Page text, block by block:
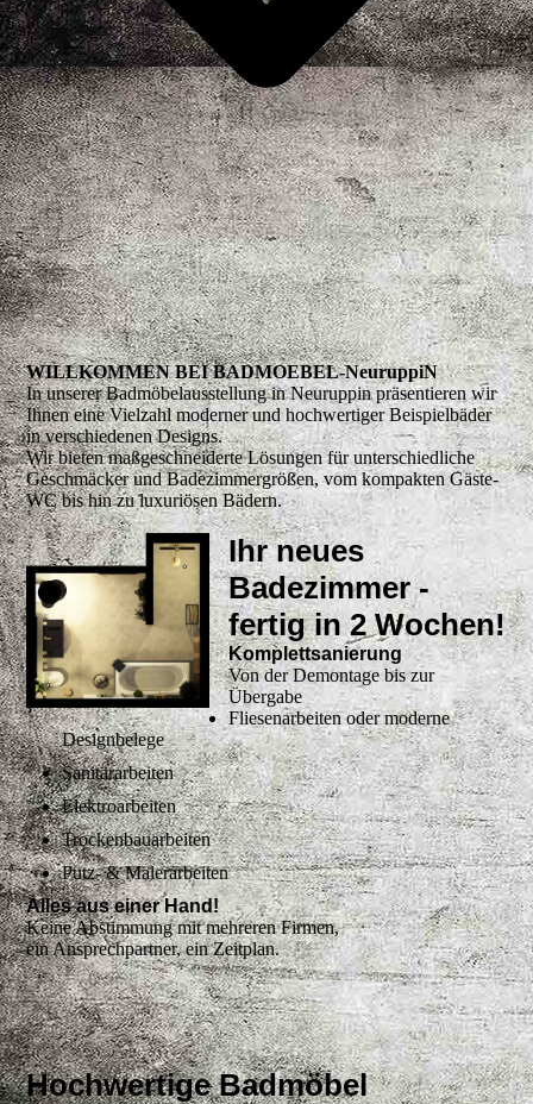
WILLKOMMEN BEI BADMOEBEL-NeuruppiN
In unserer Badmöbelausstellung in Neuruppin präsentieren wir
Ihnen eine Vielzahl moderner und hochwertiger Beispielbäder
in verschiedenen Designs.
Wir bieten maßgeschneiderte Lösungen für unterschiedliche
Geschmäcker und Badezimmergrößen, vom kompakten Gäste-
WC bis hin zu luxuriösen Bädern.
Ihr neues
Badezimmer -
fertig in 2 Wochen!
Komplettsanierung
Von der Demontage bis zur
Übergabe
Fliesenarbeiten oder moderne
Designbelege
Sanitärarbeiten
Elektroarbeiten
Trockenbauarbeiten
Putz- & Malerarbeiten
Alles aus einer Hand!
Keine Abstimmung mit mehreren Firmen,
ein Ansprechpartner, ein Zeitplan.
Hochwertige Badmöbel